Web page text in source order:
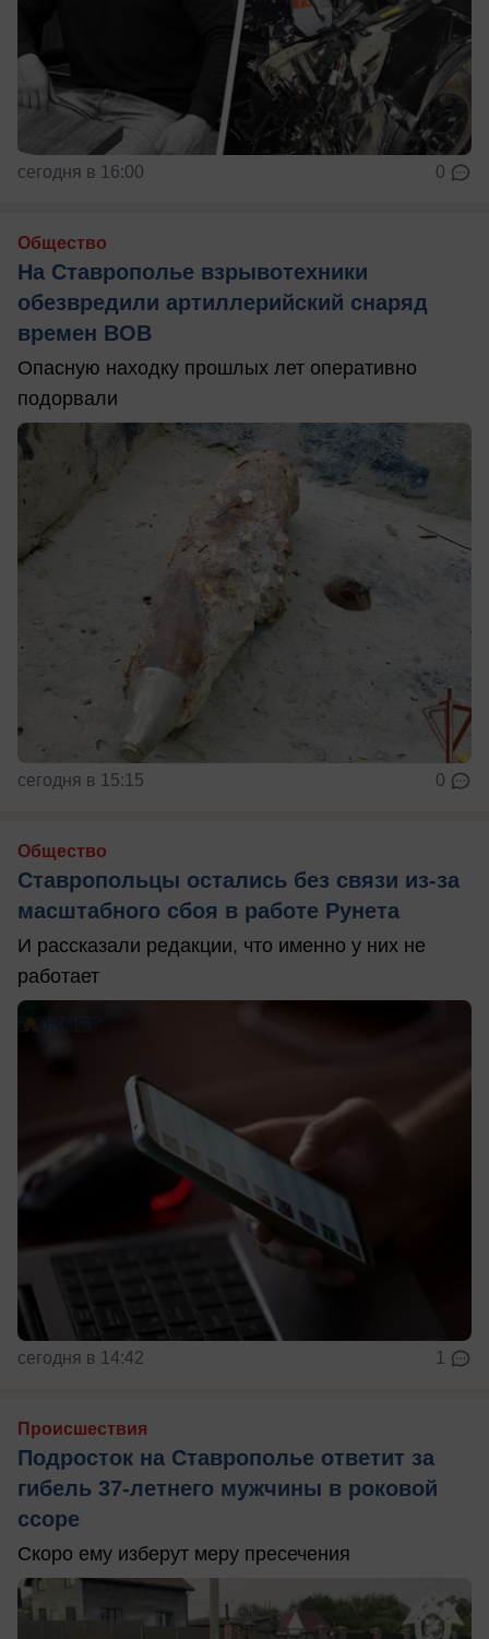
сегодня в 16:00 0
Общество
На Ставрополье взрывотехники
обезвредили артиллерийский снаряд
времен ВОВ
Опасную находку прошлых лет оперативно
подорвали
сегодня в 15:15 0
Общество
Ставропольцы остались без связи из-за
масштабного сбоя в работе Рунета
И рассказали редакции, что именно у них не
работает
сегодня в 14:42 1
Происшествия
Подросток на Ставрополье ответит за
гибель 37-летнего мужчины в роковой
ссоре
Скоро ему изберут меру пресечения